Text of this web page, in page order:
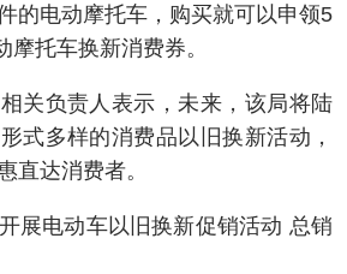
的电动摩托车，购买就可以申领5
托车换新消费券。
负责人表示，未来，该局将陆
式多样的消费品以旧换新活动，
直达消费者。
电动车以旧换新促销活动 总销